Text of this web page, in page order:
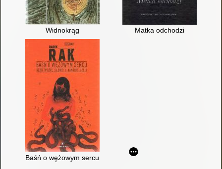
Widnokrąg Matka odchodzi
Baśń o wężowym sercu albo Wtóre słowo o Jakóbie Szeli